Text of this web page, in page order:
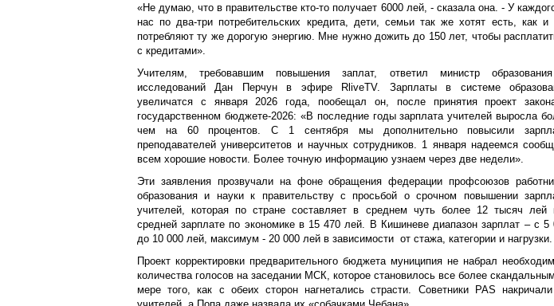
«Не думаю, что в правительстве кто-то получает 6000 лей, - сказала она. - У
нас по два-три потребительских кредита, дети, семьи так же хотят есть, как и
потребляют ту же дорогую энергию. Мне нужно дожить до 150 лет, чтобы
с кредитами».
Учителям, требовавшим повышения заплат, ответил министр
исследований Дан Перчун в эфире RliveTV. Зарплаты в системе
увеличатся с января 2026 года, пообещал он, после принятия проект
государственном бюджете-2026: «В последние годы зарплата учителей выросла
чем на 60 процентов. С 1 сентября мы дополнительно повысили
преподавателей университетов и научных сотрудников. 1 января надеемся
всем хорошие новости. Более точную информацию узнаем через две недели».
Эти заявления прозвучали на фоне обращения федерации профсоюзов
образования и науки к правительству с просьбой о срочном повышении
учителей, которая по стране составляет в среднем чуть более 12 тысяч лей
средней зарплате по экономике в 15 470 лей. В Кишиневе диапазон зарплат – с 5
до 10 000 лей, максимум - 20 000 лей в зависимости от стажа, категории и нагрузки.
Проект корректировки предварительного бюджета муниципия не набрал
количества голосов на заседании МСК, которое становилось все более
мере того, как с обеих сторон нагнетались страсти. Советники PAS